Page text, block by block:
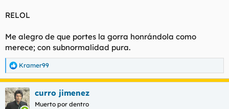
RELOL
Me alegro de que portes la gorra honrándola como
merece; con subnormalidad pura.
R
e
a
c
c
Kramer99
curro jimenez
Muerto por dentro